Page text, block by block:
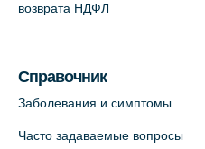
возврата НДФЛ
Справочник
Заболевания и симптомы
Часто задаваемые вопросы